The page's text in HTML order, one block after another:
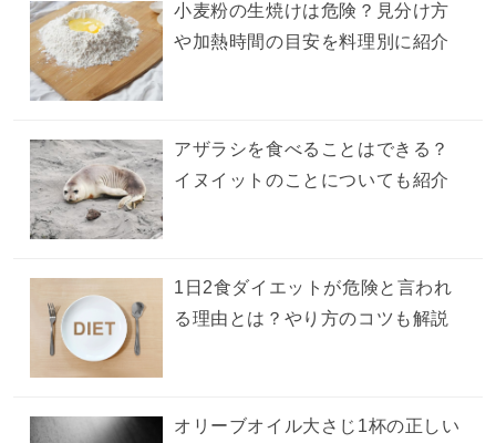
小麦粉の生焼けは危険？見分け方
や加熱時間の目安を料理別に紹介
アザラシを食べることはできる？
イヌイットのことについても紹介
1日2食ダイエットが危険と言われ
る理由とは？やり方のコツも解説
オリーブオイル大さじ1杯の正しい